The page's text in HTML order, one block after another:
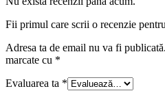
Fii primul care scrii o recenzie
Adresa ta de email nu va fi publicată.
marcate cu *
Evaluarea ta *